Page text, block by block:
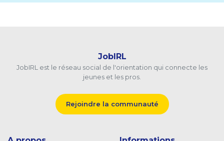
JobIRL
JobIRL est le réseau social de l'orientation qui connecte les
jeunes et les pros.
Rejoindre la communauté